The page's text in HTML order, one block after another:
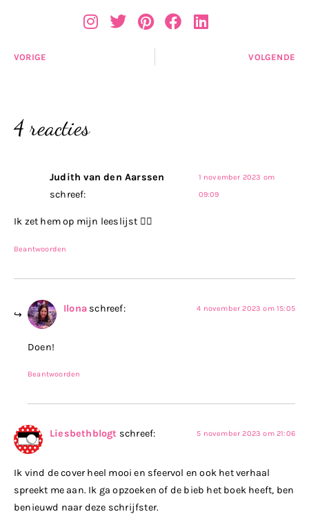
VORIGE VOLGENDE
4 reacties
Judith van den Aarssen
schreef:
1 november 2023 om
09:09
Ik zet hem op mijn leeslijst 👍🏻
Beantwoorden
Ilona schreef: 4 november 2023 om 15:05
Doen!
Beantwoorden
Liesbethblogt schreef: 5 november 2023 om 21:06
Ik vind de cover heel mooi en sfeervol en ook het verhaal
spreekt me aan. Ik ga opzoeken of de bieb het boek heeft, ben
benieuwd naar deze schrijfster.